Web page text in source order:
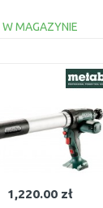
W MAGAZYNIE
Do porównania
1,220.00 zł